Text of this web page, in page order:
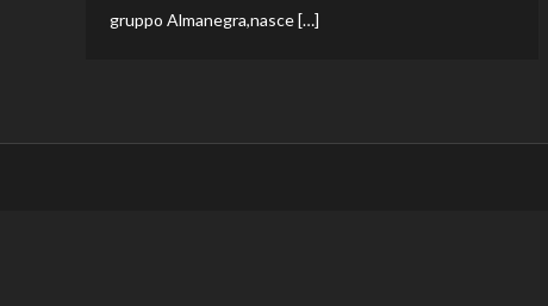
gruppo Almanegra,nasce […]